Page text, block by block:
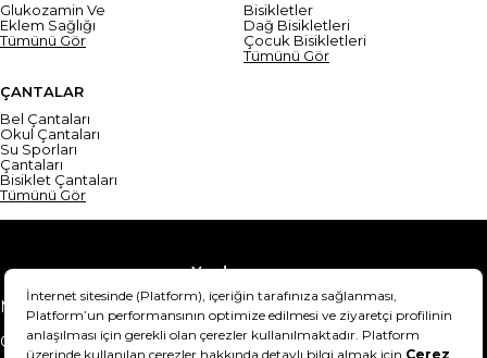
Glukozamin Ve
Eklem Sağlığı
Tümünü Gör
Bisikletler
Dağ Bisikletleri
Çocuk Bisikletleri
Tümünü Gör
ÇANTALAR
Bel Çantaları
Okul Çantaları
Su Sporları
Çantaları
Bisiklet Çantaları
Tümünü Gör
Yardım
Mesafeli Satış Sözleşmesi
Teslimat Bilgisi
Gizlilik Sözleşmesi
Şartlar & Koşullar